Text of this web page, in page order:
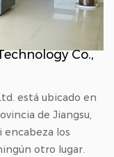
Co.,
está ubicado en
de Jiangsu,
encabeza los
otro lugar.